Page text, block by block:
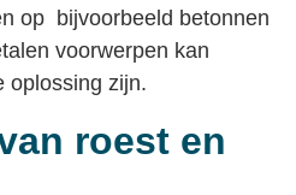
op bijvoorbeeld betonnen
voorwerpen kan
oplossing zijn.
roest en